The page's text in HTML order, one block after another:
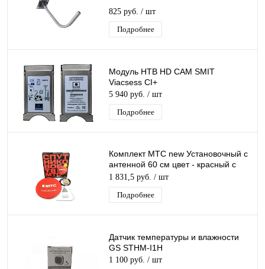
825 руб. / шт
Подробнее
Модуль НТВ HD CAM SMIT
Viacsess CI+
5 940 руб. / шт
Подробнее
Комплект МТС new Установочный с
антенной 60 см цвет - красный с
кабелем и конвертером
1 831,5 руб. / шт
Подробнее
Датчик температуры и влажности
GS STHM-I1H
1 100 руб. / шт